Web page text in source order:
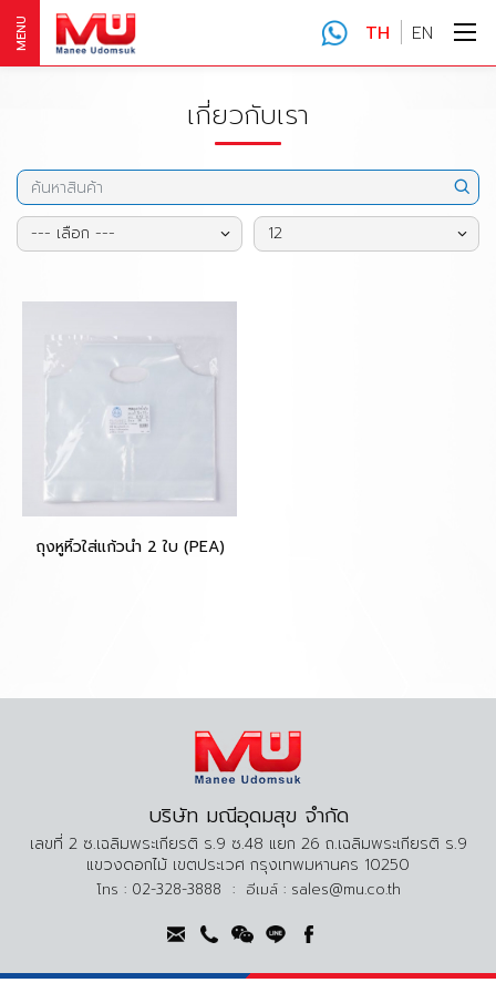
MENU TH EN
เกี่ยวกับเรา
--- เลือก --- 12
ถุงหูหิ้วใส่แก้วน้ำ 2 ใบ (PEA)
บริษัท มณีอุดมสุข จำกัด
เลขที่ 2 ซ.เฉลิมพระเกียรติ ร.9 ซ.48 แยก 26 ถ.เฉลิมพระเกียรติ ร.9
แขวงดอกไม้ เขตประเวศ กรุงเทพมหานคร 10250
โทร : 02-328-3888 : อีเมล์ : sales@mu.co.th